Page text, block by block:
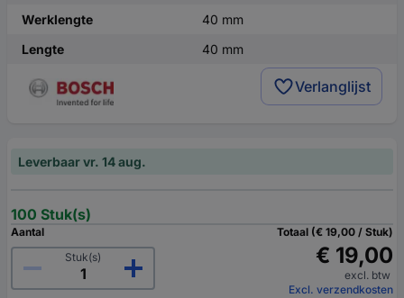
Werklengte
40 mm
Lengte
40 mm
Verlanglijst
Leverbaar vr. 14 aug.
100 Stuk(s)
Aantal
Stuk(s)
Totaal (€ 19,00 / Stuk)
€ 19,00
excl. btw
Excl. verzendkosten